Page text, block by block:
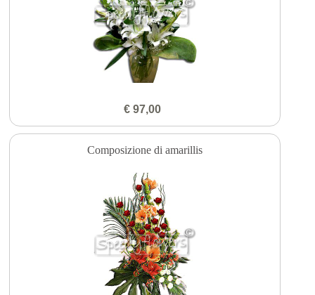
€ 97,00
Composizione di amarillis